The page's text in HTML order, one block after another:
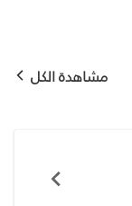
مشاهدة الكل